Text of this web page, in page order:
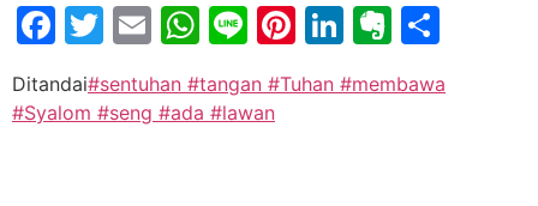
Facebook
Twitter
EmailWhatsApp
LinePinterest
LinkedIn
Ditandai#sentuhan #tangan #Tuhan #membawa
#Syalom #seng #ada #lawan